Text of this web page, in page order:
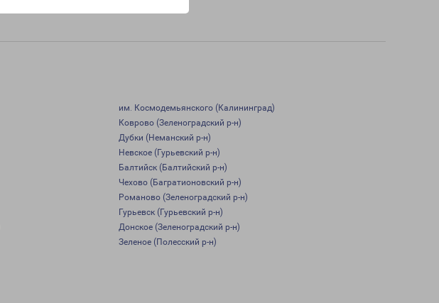
им. Космодемьянского (Калининград)
Коврово (Зеленоградский р-н)
Дубки (Неманский р-н)
Невское (Гурьевский р-н)
Балтийск (Балтийский р-н)
Чехово (Багратионовский р-н)
Романово (Зеленоградский р-н)
Гурьевск (Гурьевский р-н)
Донское (Зеленоградский р-н)
Зеленое (Полесский р-н)